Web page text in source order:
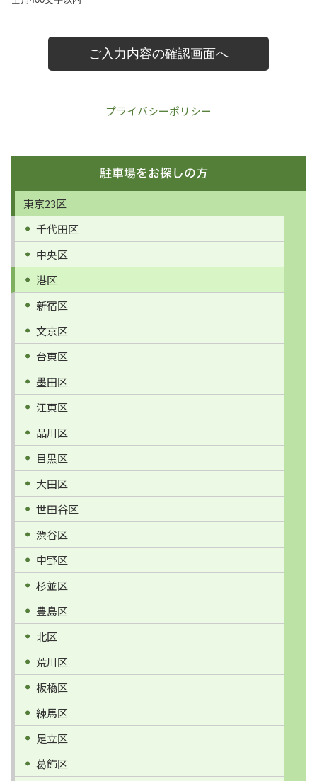
プライバシーポリシー
東京23区
千代田区
中央区
港区
新宿区
文京区
台東区
墨田区
江東区
品川区
目黒区
大田区
世田谷区
渋谷区
中野区
杉並区
豊島区
北区
荒川区
板橋区
練馬区
足立区
葛飾区